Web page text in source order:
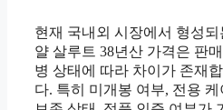
현재 국내외 시장에서 형성되
얄 살루트 38년산 가격은 판
병 상태에 따라 차이가 존재합
다. 특히 미개봉 여부, 전용 케